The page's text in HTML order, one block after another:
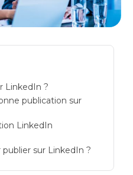
LinkedIn ?
publication sur
LinkedIn
sur LinkedIn ?